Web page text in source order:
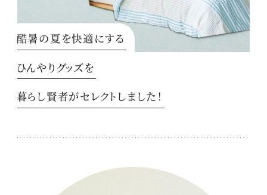
酷暑の夏を快適にする
ひんやりグッズを
暮らし賢者がセレクトしました！